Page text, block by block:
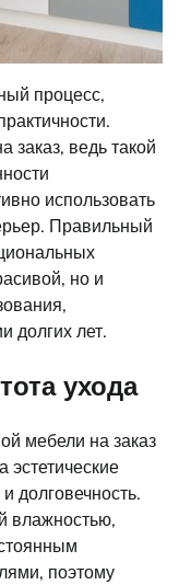
процесс,
заказ, ведь такой
использовать
Правильный
но и
долгих лет.
ухода
мебели на заказ
эстетические
долговечность.
влажностью,
поэтому